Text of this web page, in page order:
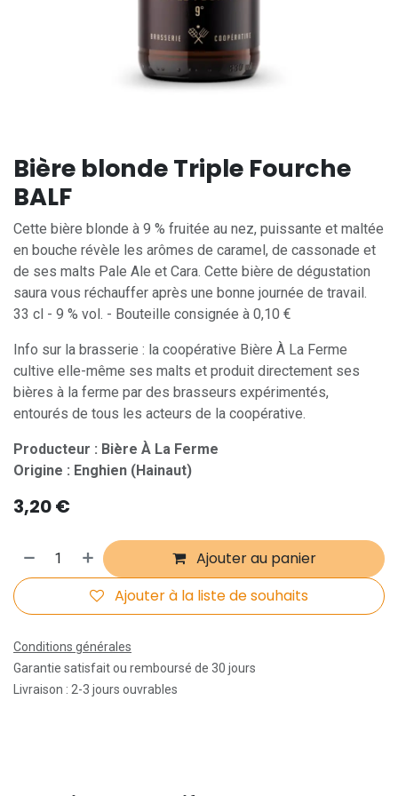
Bière blonde Triple Fourche
BALF
Cette bière blonde à 9 % fruitée au nez, puissante et maltée
en bouche révèle les arômes de caramel, de cassonade et
de ses malts Pale Ale et Cara. Cette bière de dégustation
saura vous réchauffer après une bonne journée de travail.
33 cl - 9 % vol. - Bouteille consignée à 0,10 €
Info sur la brasserie : la coopérative Bière À La Ferme
cultive elle-même ses malts et produit directement ses
bières à la ferme par des brasseurs expérimentés,
entourés de tous les acteurs de la coopérative.
Producteur : Bière À La Ferme
Origine : Enghien (Hainaut)
3,20€
Ajouter au panier
Ajouter à la liste de souhaits
Conditions générales
Garantie satisfait ou remboursé de 30 jours
Livraison : 2-3 jours ouvrables